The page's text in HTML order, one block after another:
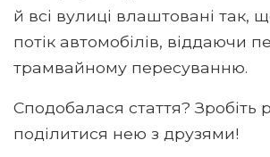
й всі вулиці влаштовані так,
потік автомобілів, віддаючи
трамвайному пересуванню.
Сподобалася стаття? Зробіть
поділитися нею з друзями!